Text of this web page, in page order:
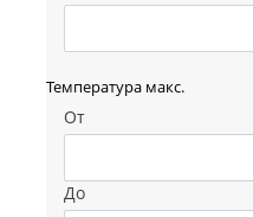
Температура макс.
От
До